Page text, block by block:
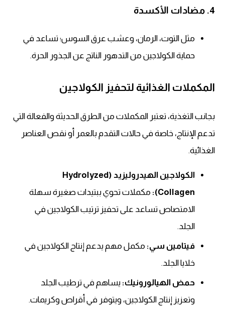
4. مضادات الأكسدة
مثل التوت، الرمان، وعشب عرق السوس؛ تساعد في
حماية الكولاجين من التدهور الناتج عن الجذور الحرة.
المكملات الغذائية لتحفيز الكولاجين
بجانب التغذية، تعتبر المكملات من الطرق الحديثة والفعالة التي
تدعم الإنتاج، خاصة في حالات التقدم بالعمر أو نقص العناصر
الغذائية.
الكولاجين الهيدروليزيد (Hydrolyzed
Collagen):
مكملات تحوي ببتيدات صغيرة سهلة
الامتصاص تساعد على تحفيز ترتيب الكولاجين في
الجلد.
فيتامين سي: مكمل مهم يدعم إنتاج الكولاجين في
خلايا الجلد.
حمض الهيالورونيك: يساهم في ترطيب الجلد
وتعزيز إنتاج الكولاجين، ويتوفر في أقراص وكريمات.